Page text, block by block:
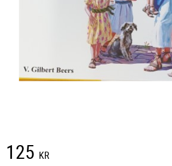
125 KR